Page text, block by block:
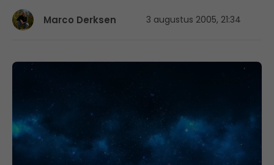
Marco Derksen 3 augustus 2005, 21:34